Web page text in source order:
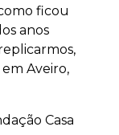
ficou
anos
Aveiro,
Casa